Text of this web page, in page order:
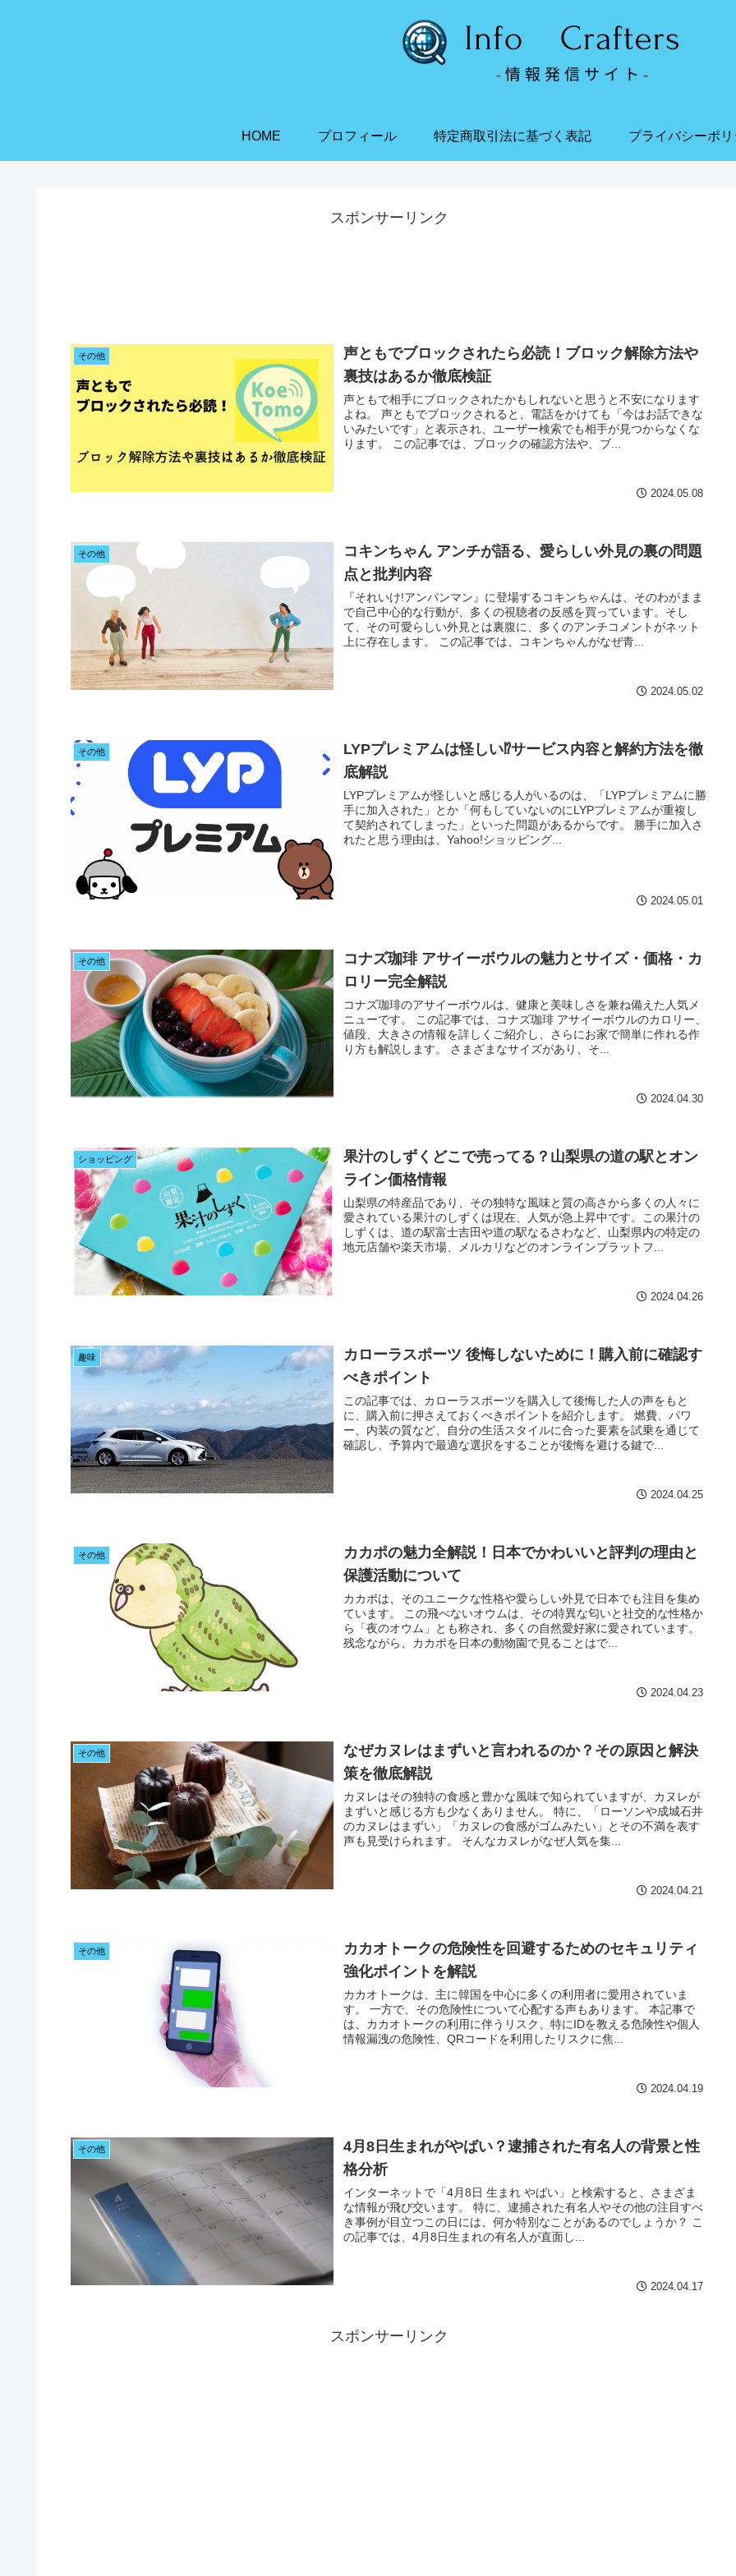
HOME プロフィール 特定商取引法に基づく表記 プライバシーポ
スポンサーリンク
その他
声ともでブロックされたら必読！ブロック解除方法や
裏技はあるか徹底検証
声ともで相手にブロックされたかもしれないと思うと不安になります
よね。 声ともでブロックされると、電話をかけても「今はお話できな
いみたいです」と表示され、ユーザー検索でも相手が見つからなくな
ります。 この記事では、ブロックの確認方法や、ブ...
2024.05.08
その他
コキンちゃん アンチが語る、愛らしい外見の裏の問題
点と批判内容
『それいけ!アンパンマン』に登場するコキンちゃんは、そのわがまま
で自己中心的な行動が、多くの視聴者の反感を買っています。そし
て、その可愛らしい外見とは裏腹に、多くのアンチコメントがネット
上に存在します。 この記事では、コキンちゃんがなぜ青...
2024.05.02
その他
LYPプレミアムは怪しい⁉サービス内容と解約方法を徹
底解説
LYPプレミアムが怪しいと感じる人がいるのは、「LYPプレミアムに勝
手に加入された」とか「何もしていないのにLYPプレミアムが重複し
て契約されてしまった」といった問題があるからです。 勝手に加入さ
れたと思う理由は、Yahoo!ショッピング...
2024.05.01
その他
コナズ珈琲 アサイーボウルの魅力とサイズ・価格・カ
ロリー完全解説
コナズ珈琲のアサイーボウルは、健康と美味しさを兼ね備えた人気メ
ニューです。 この記事では、コナズ珈琲 アサイーボウルのカロリー、
値段、大きさの情報を詳しくご紹介し、さらにお家で簡単に作れる作
り方も解説します。 さまざまなサイズがあり、そ...
2024.04.30
ショッピング
果汁のしずくどこで売ってる？山梨県の道の駅とオン
ライン価格情報
山梨県の特産品であり、その独特な風味と質の高さから多くの人々に
愛されている果汁のしずくは現在、人気が急上昇中です。この果汁の
しずくは、道の駅富士吉田や道の駅なるさわなど、山梨県内の特定の
地元店舗や楽天市場、メルカリなどのオンラインプラットフ...
2024.04.26
趣味
カローラスポーツ 後悔しないために！購入前に確認す
べきポイント
この記事では、カローラスポーツを購入して後悔した人の声をもと
に、購入前に押さえておくべきポイントを紹介します。 燃費、パワ
ー、内装の質など、自分の生活スタイルに合った要素を試乗を通じて
確認し、予算内で最適な選択をすることが後悔を避ける鍵で...
2024.04.25
その他
カカポの魅力全解説！日本でかわいいと評判の理由と
保護活動について
カカポは、そのユニークな性格や愛らしい外見で日本でも注目を集め
ています。 この飛べないオウムは、その特異な匂いと社交的な性格か
ら「夜のオウム」とも称され、多くの自然愛好家に愛されています。
残念ながら、カカポを日本の動物園で見ることはで...
2024.04.23
その他
なぜカヌレはまずいと言われるのか？その原因と解決
策を徹底解説
カヌレはその独特の食感と豊かな風味で知られていますが、カヌレが
まずいと感じる方も少なくありません。 特に、「ローソンや成城石井
のカヌレはまずい」「カヌレの食感がゴムみたい」とその不満を表す
声も見受けられます。 そんなカヌレがなぜ人気を集...
2024.04.21
その他
カカオトークの危険性を回避するためのセキュリティ
強化ポイントを解説
カカオトークは、主に韓国を中心に多くの利用者に愛用されていま
す。 一方で、その危険性について心配する声もあります。 本記事で
は、カカオトークの利用に伴うリスク、特にIDを教える危険性や個人
情報漏洩の危険性、QRコードを利用したリスクに焦...
2024.04.19
その他
4月8日生まれがやばい？逮捕された有名人の背景と性
格分析
インターネットで「4月8日 生まれ やばい」と検索すると、さまざま
な情報が飛び交います。 特に、逮捕された有名人やその他の注目すべ
き事例が目立つこの日には、何か特別なことがあるのでしょうか？ こ
の記事では、4月8日生まれの有名人が直面し...
2024.04.17
スポンサーリンク